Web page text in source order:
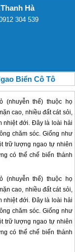
Hà
304 539
Biển Cô Tô
(nhuyễn thể) thuộc họ
cao, nhiều đất cát sỏi,
nhiệt đới. Đây là loài hải
chăm sóc. Giống như
trữ lượng ngao tự nhiên
có thể chế biến thành
(nhuyễn thể) thuộc họ
cao, nhiều đất cát sỏi,
nhiệt đới. Đây là loài hải
chăm sóc. Giống như
trữ lượng ngao tự nhiên
có thể chế biến thành